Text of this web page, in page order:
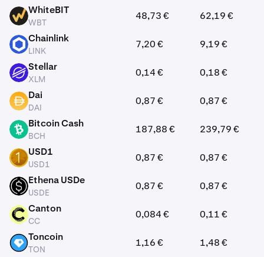
WBT WhiteBIT
WBT
48,73 € 62,19 €
Chainlink
LINK
7,20 € 9,19 €
XLM Stellar
XLM
0,14 € 0,18 €
DAI Dai
DAI
0,87 € 0,87 €
BCH Bitcoin Cash
BCH
187,88 € 239,79 €
USD1 USD1
USD1
0,87 € 0,87 €
USDE Ethena USDe
USDE
0,87 € 0,87 €
Canton
CC
0,084 € 0,11 €
TON Toncoin
TON
1,16 € 1,48 €